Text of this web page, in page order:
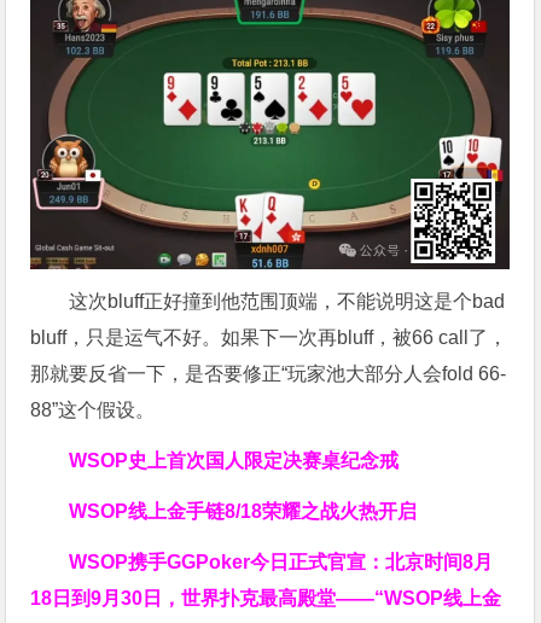
这次bluff正好撞到他范围顶端，不能说明这是个bad
bluff，只是运气不好。如果下一次再bluff，被66 call了，
那就要反省一下，是否要修正“玩家池大部分人会fold 66-
88”这个假设。
WSOP史上首次 国人限定决赛桌纪念戒
WSOP线上金手链8/18荣耀之战火热开启
WSOP携手GGPoker今日正式官宣：北京时间8月
18日到9月30日，世界扑克最高殿堂——“WSOP线上金